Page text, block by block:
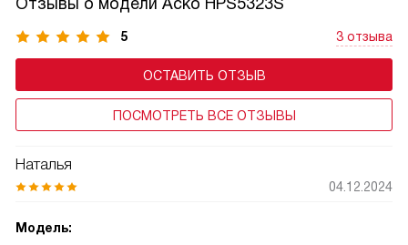
Отзывы о модели Аско HPS5323S
5 3 отзыва
ОСТАВИТЬ ОТЗЫВ
ПОСМОТРЕТЬ ВСЕ ОТЗЫВЫ
Наталья
04.12.2024
Модель: